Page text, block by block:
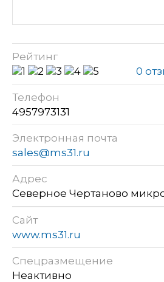
Рейтинг
0
Телефон
4957973131
Электронная почта
sales@ms31.ru
Адрес
Северное Чертаново
Сайт
www.ms31.ru
Спецразмещение
Неактивно